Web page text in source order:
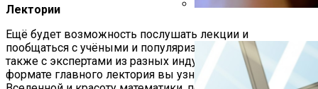
Лектории
Ещё будет возможность послушать лекции и
пообщаться с учёными и популяризаторами МФТИ, а
также с экспертами из разных индустрий. Например, в
формате главного лектория вы узнаете про расширение